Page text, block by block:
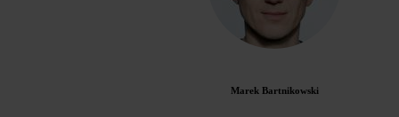
Marek Bartnikowski